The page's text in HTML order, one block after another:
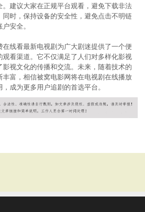
。建议大家在正规平台观看，避免下载非法
同时，保持设备的安全性，避免点击不明链
安全。
在线看最新电视剧为广大剧迷提供了一个便
观看渠道。它不仅满足了人们对多样化影视
影视文化的传播和交流。未来，随着技术的
丰富，相信被窝电影网将在电视剧在线播放
成为更多用户追剧的首选平台。